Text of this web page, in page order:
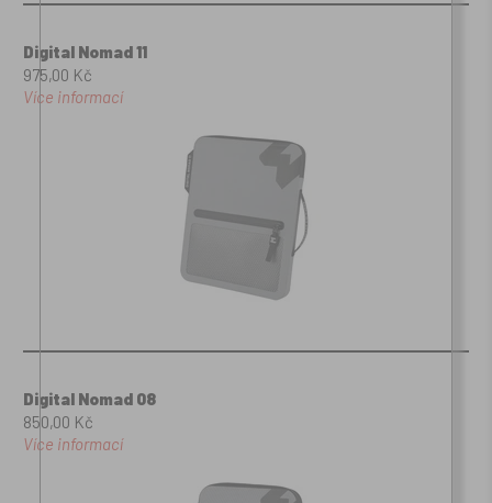
Digital Nomad 11
975,00 Kč
Více informací
Digital Nomad 08
850,00 Kč
Více informací